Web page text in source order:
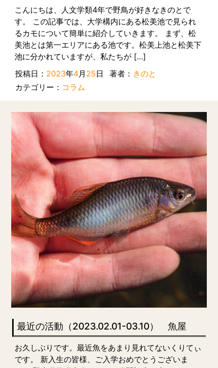
こんにちは、人文学類4年で野鳥が好きなきのとで
す。 この記事では、大学構内にある松美池で見られ
るカモについて簡単に紹介していきます。 まず、松
美池とは第一エリアにある池です。松美上池と松美下
池に分かれていますが、私たちが […]
投稿日： 2023年4月 25日 著者： きのと
カテゴリー： コラム
最近の活動（2023.02.01-03.10） 魚屋
お久しぶりです。最近魚をあまり見れてないくりてぃ
です。 新入生の皆様、ご入学おめでとうございま